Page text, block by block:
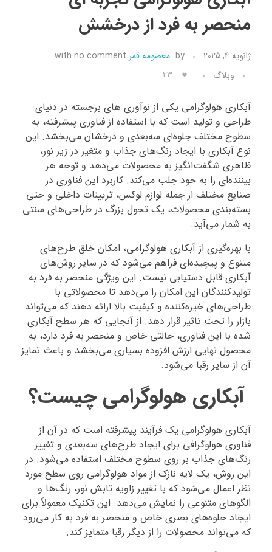
تماس با ما
منحصر به فرد از درخشش
ژانویه 4, 2025 by معصومه قمر with no comment
وبلاگ
23
آبکاری هولوگرامی یکی از نوآوری‌ های برجسته در دنیای
طراحی و تولید است که با استفاده از فناوری پیشرفته، به
سطوح مختلف جلوه‌ای سه‌بعدی و درخشان می‌بخشد. این
نوع آبکاری با ایجاد رنگ‌های جذاب و متغیر در زیر نور،
ظاهری شگفت‌انگیز به محصولات می‌دهد و توجه هر
بیننده‌ای را به خود جلب می‌کند. کاربرد این فناوری در
صنایع مختلف از جمله لوازم لوکس، تزیینات داخلی و حتی
بسته‌بندی محصولات، یک تحول بزرگ در طراحی‌های سنتی
به شمار می‌آید.
با بهره‌گیری از آبکاری هولوگرامی، امکان خلق طرح‌های
متنوع و پیچیده‌ای فراهم می‌شود که در سایر روش‌های
آبکاری قابل دستیابی نیست. این ویژگی منحصر به فرد به
تولیدکنندگان این امکان را می‌دهد تا محصولاتی با
طراحی‌های خیره‌کننده و کیفیت بالا ارائه دهند که می‌تواند
بازار را تحت تاثیر قرار دهد. از آنجایی که هر سطح آبکاری
شده با این فناوری، حالتی خاص و منحصر به فرد دارد، به
محصول نهایی ارزش افزوده بسیاری می‌بخشد و باعث تمایز
آن از سایر رقبا می‌شود.
آبکاری هولوگرامی چیست؟
آبکاری هولوگرامی یک فرآیند پیشرفته است که در آن از
فناوری هولوگرافی برای ایجاد طرح‌های سه‌بعدی و تغییر
رنگ‌های جذاب بر روی سطوح مختلف استفاده می‌شود. در
این روش، یک لایه نازک از مواد هولوگرامی روی سطح مورد
نظر اعمال می‌شود که با تغییر زاویه تابش نور، رنگ‌ها و
الگوهای متنوعی را نمایش می‌دهد. این تکنیک معمولاً برای
ایجاد جلوه‌های بصری خاص و منحصر به فرد به کار می‌رود
که می‌تواند محصولات را از دیگر رقبا متمایز کند.